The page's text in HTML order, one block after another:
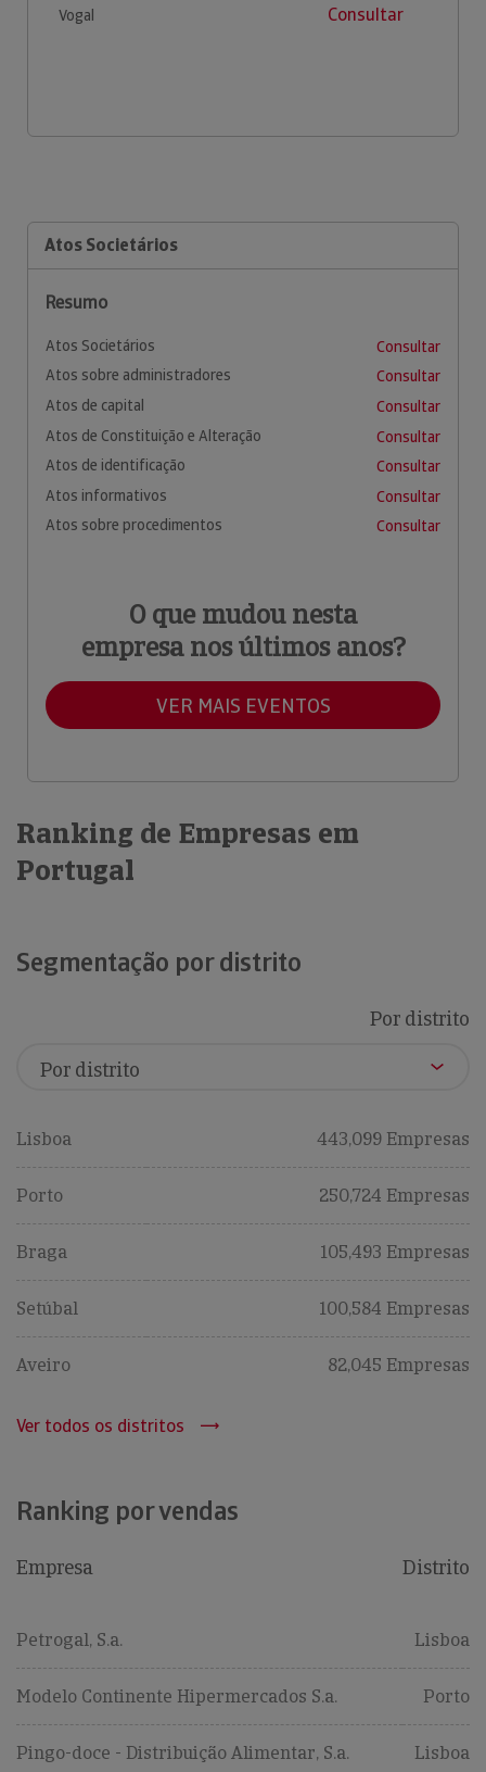
Vogal Consultar
Atos Societários
Resumo
Atos Societários
Consultar
Atos sobre administradores
Consultar
Atos de capital
Consultar
Atos de Constituição e Alteração
Consultar
Atos de identificação
Consultar
Atos informativos
Consultar
Atos sobre procedimentos
Consultar
O que mudou nesta
empresa nos últimos anos?
VER MAIS EVENTOS
Ranking de Empresas em
Portugal
Segmentação por distrito
Por distrito
Lisboa 443,099 Empresas
Porto 250,724 Empresas
Braga 105,493 Empresas
Setúbal 100,584 Empresas
Aveiro 82,045 Empresas
Ver todos os distritos
Ranking por vendas
Empresa Distrito
Petrogal, S.a. Lisboa
Modelo Continente Hipermercados S.a. Porto
Pingo-doce - Distribuição Alimentar, S.a. Lisboa